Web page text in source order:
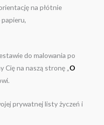
na płótnie
do malowania po
Cię na naszą stronę „O
prywatnej listy życzeń i